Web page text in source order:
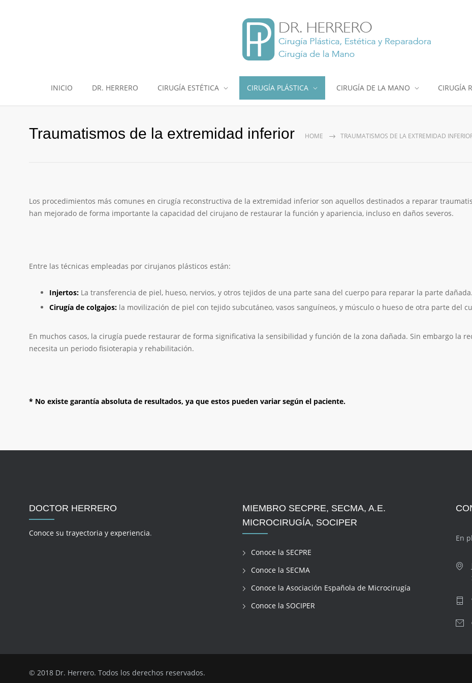
INICIO DR. HERRERO CIRUGÍA ESTÉTICA CIRUGÍA PLÁSTICA CIRUGÍA DE LA MANO CIRUGÍA
Traumatismos de la extremidad inferior HOME TRAUMATISMOS DE LA EXTREMIDAD
Los procedimientos más comunes en cirugía reconstructiva de la extremidad inferior son aquellos destinados a reparar
han mejorado de forma importante la capacidad del cirujano de restaurar la función y apariencia, incluso en daños severos.
Entre las técnicas empleadas por cirujanos plásticos están:
Injertos: La transferencia de piel, hueso, nervios, y otros tejidos de una parte sana del cuerpo para reparar la parte dañada.
Cirugía de colgajos: la movilización de piel con tejido subcutáneo, vasos sanguíneos, y músculo o hueso de otra parte del
En muchos casos, la cirugía puede restaurar de forma significativa la sensibilidad y función de la zona dañada. Sin embargo la
necesita un periodo fisioterapia y rehabilitación.
* No existe garantía absoluta de resultados, ya que estos pueden variar según el paciente.
DOCTOR HERRERO
Conoce su trayectoria y experiencia.
MIEMBRO SECPRE, SECMA, A.E.
MICROCIRUGÍA, SOCIPER
Conoce la SECPRE
Conoce la SECMA
Conoce la Asociación Española de Microcirugía
Conoce la SOCIPER
En
© 2018 Dr. Herrero. Todos los derechos reservados.